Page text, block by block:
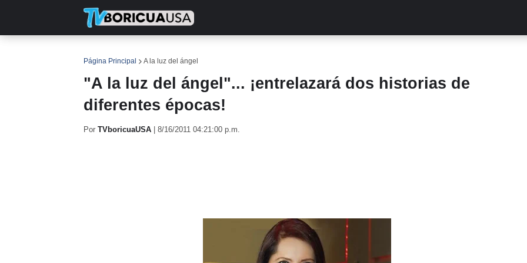
Página Principal A la luz del ángel
"A la luz del ángel"... ¡entrelazará dos historias de
diferentes épocas!
Por TVboricuaUSA 8/16/2011 04:21:00 p.m.